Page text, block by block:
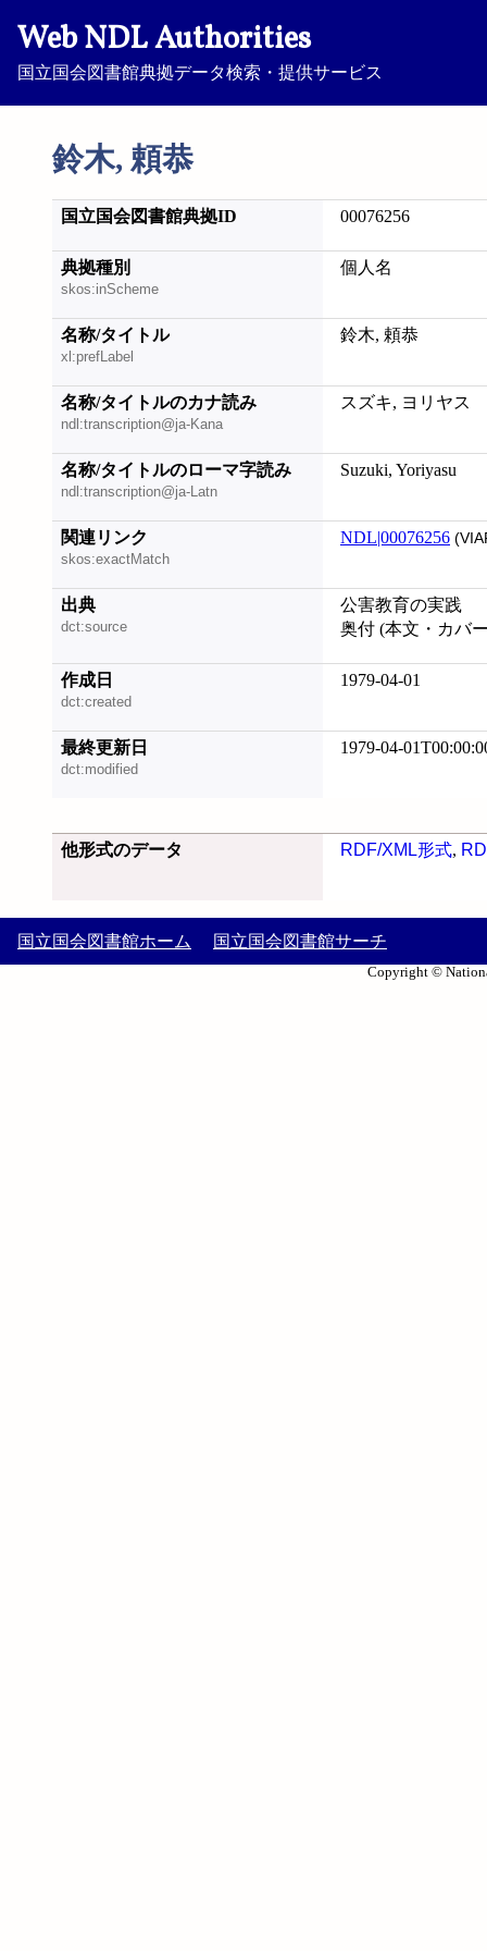
Web NDL Authorities
国立国会図書館典拠データ検索・提供サービス
鈴木, 頼恭
国立国会図書館典拠ID 00076256
典拠種別
skos:inScheme
個人名
名称/タイトル
xl:prefLabel
鈴木, 頼恭
名称/タイトルのカナ読み
ndl:transcription@ja-Kana
スズキ, ヨリヤス
名称/タイトルのローマ字読み
ndl:transcription@ja-Latn
Suzuki, Yoriyasu
関連リンク
skos:exactMatch
NDL|00076256
出典
dct:source
公害教育の実践
奥付 (本文・カバ
作成日
dct:created
1979-04-01
最終更新日
dct:modified
1979-04-
他形式のデータ RDF/XML形式,
国立国会図書館ホーム 国立国会図書館サーチ
Copyright ©